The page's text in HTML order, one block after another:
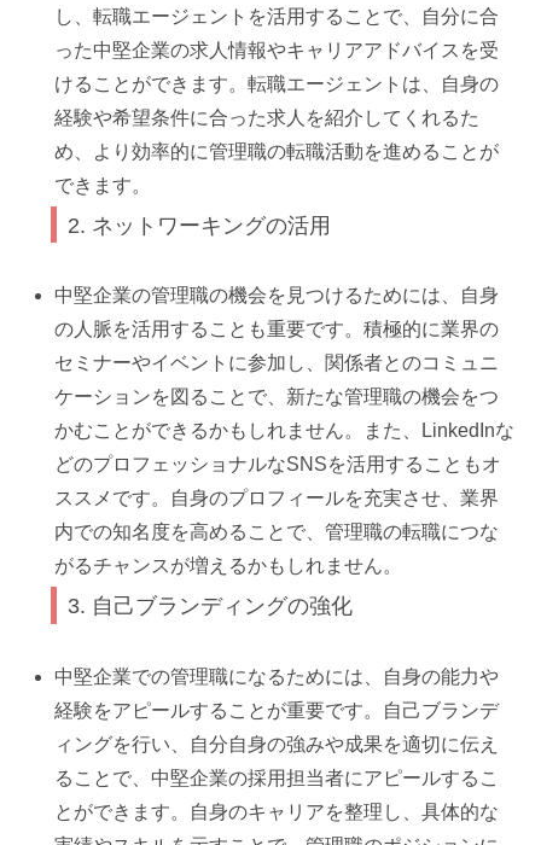
し、転職エージェントを活用することで、自分に合
った中堅企業の求人情報やキャリアアドバイスを受
けることができます。転職エージェントは、自身の
経験や希望条件に合った求人を紹介してくれるた
め、より効率的に管理職の転職活動を進めることが
できます。
2. ネットワーキングの活用
中堅企業の管理職の機会を見つけるためには、自身
の人脈を活用することも重要です。積極的に業界の
セミナーやイベントに参加し、関係者とのコミュニ
ケーションを図ることで、新たな管理職の機会をつ
かむことができるかもしれません。また、LinkedInな
どのプロフェッショナルなSNSを活用することもオ
ススメです。自身のプロフィールを充実させ、業界
内での知名度を高めることで、管理職の転職につな
がるチャンスが増えるかもしれません。
3. 自己ブランディングの強化
中堅企業での管理職になるためには、自身の能力や
経験をアピールすることが重要です。自己ブランデ
ィングを行い、自分自身の強みや成果を適切に伝え
ることで、中堅企業の採用担当者にアピールするこ
とができます。自身のキャリアを整理し、具体的な